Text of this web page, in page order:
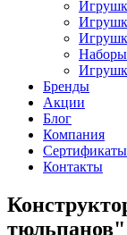
Наборы
Бренды
Акции
Блог
Компания
Сертификаты
Контакты
тюльпанов"